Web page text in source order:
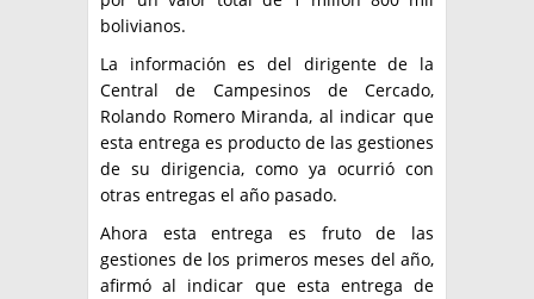
bolivianos.
La información es del dirigente de la
Central de Campesinos de Cercado,
Rolando Romero Miranda, al indicar que
esta entrega es producto de las gestiones
de su dirigencia, como ya ocurrió con
otras entregas el año pasado.
Ahora esta entrega es fruto de las
gestiones de los primeros meses del año,
afirmó al indicar que esta entrega de